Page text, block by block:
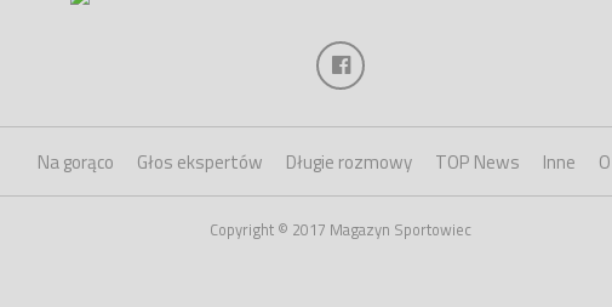
Na gorąco Głos ekspertów Długie rozmowy TOP News Inne
Copyright © 2017 Magazyn Sportowiec